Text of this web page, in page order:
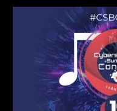
de […]